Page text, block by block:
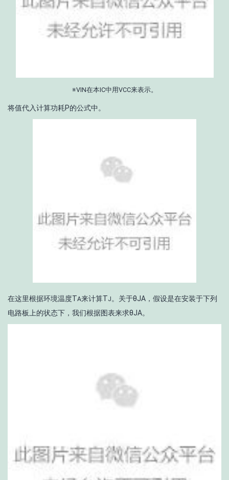
※VIN在本IC中用VCC来表示。
将值代入计算功耗P的公式中。
在这里根据环境温度TA来计算TJ。关于θJA ，假设是在安装于下列
电路板上的状态下，我们根据图表来求θJA。